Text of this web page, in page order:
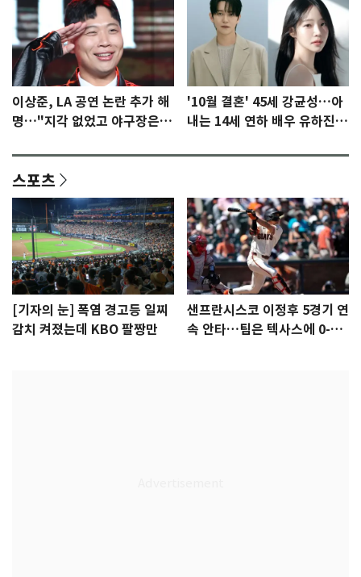
이상준, LA 공연 논란 추가 해
명…"지각 없었고 야구장은
'10월 결혼' 45세 강균성…아
내는 14세 연하 배우 유하진
스포츠
[기자의 눈] 폭염 경고등 일찌
감치 켜졌는데 KBO 팔짱만
샌프란시스코 이정후 5경기 연
속 안타…팀은 텍사스에 0-6